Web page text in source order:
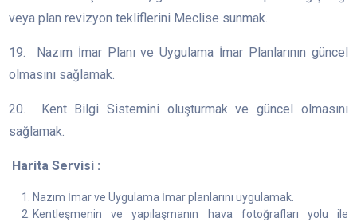
veya plan revizyon tekliflerini Meclise sunmak.
19. Nazım İmar Planı ve Uygulama İmar Planlarının güncel
olmasını sağlamak.
20. Kent Bilgi Sistemini oluşturmak ve güncel olmasını
sağlamak.
Harita Servisi :
Nazım İmar ve Uygulama İmar planlarını uygulamak.
Kentleşmenin ve yapılaşmanın hava fotoğrafları yolu ile